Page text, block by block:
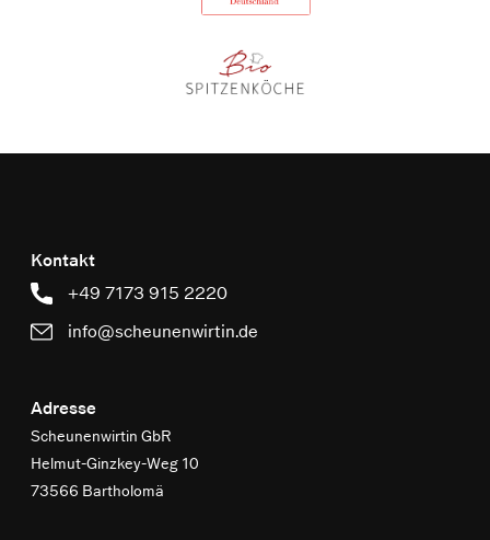
Kontakt
+49 7173 915 2220
info@scheunenwirtin.de
Adresse
Scheunenwirtin GbR
Helmut-Ginzkey-Weg 10
73566 Bartholomä